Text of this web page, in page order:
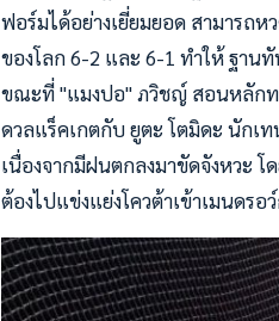
ฟอร์มได้อย่างเยี่ยมยอด สามารถห
ของโลก 6-2 และ 6-1 ทำให้ ฐาน
ขณะที่ "แมงปอ" ภวิชญ์ สอนหลักท
ดวลแร็คเกตกับ ยูตะ โตมิดะ นัก
เนื่องจากมีฝนตกลงมาขัดจังหวะ
ต้องไปแข่งแย่งโควต้าเข้าเมนดร